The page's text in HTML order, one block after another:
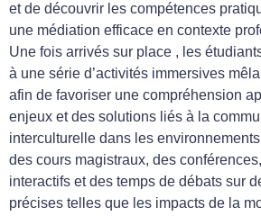
et de découvrir les compétences
une médiation efficace en contexte
Une fois arrivés sur place , les
à une série d’activités immersives
afin de favoriser une compréhension
enjeux et des solutions liés à la
interculturelle dans les
des cours magistraux, des
interactifs et des temps de débats sur
précises telles que les impacts de la